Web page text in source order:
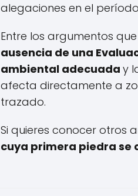
alegaciones en el
Entre los argumentos
ausencia de una
ambiental adecuada y
afecta directamente a
trazado.
Si quieres conocer otros
cuya primera piedra se